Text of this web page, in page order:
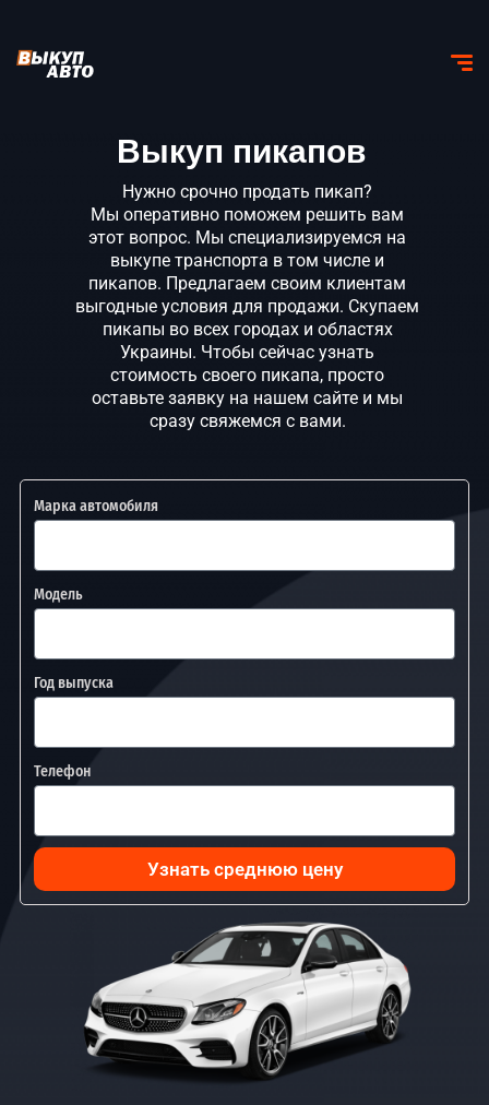
Выкуп пикапов
Нужно срочно продать пикап?
Мы оперативно поможем решить вам
этот вопрос. Мы специализируемся на
выкупе транспорта в том числе и
пикапов. Предлагаем своим клиентам
выгодные условия для продажи. Скупаем
пикапы во всех городах и областях
Украины. Чтобы сейчас узнать
стоимость своего пикапа, просто
оставьте заявку на нашем сайте и мы
сразу свяжемся с вами.
Марка автомобиля
Модель
Год выпуска
Телефон
Узнать среднюю цену